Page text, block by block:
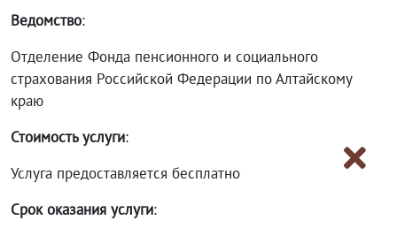
Ведомство:
Отделение Фонда пенсионного и социального
страхования Российской Федерации по Алтайскому
краю
Стоимость услуги:
Услуга предоставляется бесплатно
Срок оказания услуги: